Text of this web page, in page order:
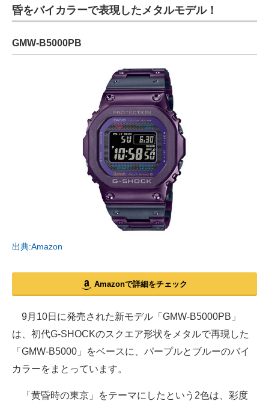
昏をバイカラーで表現したメタルモデル！
GMW-B5000PB
出典:Amazon
Amazonで詳細をチェック
9月10日に発売された新モデル「GMW-B5000PB」
は、初代G-SHOCKのスクエア形状をメタルで再現した
「GMW-B5000」をベースに、パープルとブルーのバイ
カラーをまとっています。
「黄昏時の東京」をテーマにしたという2色は、彩度